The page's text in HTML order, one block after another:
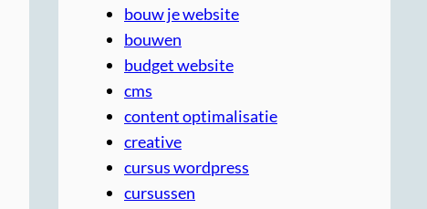
bouw je website
bouwen
budget website
cms
content optimalisatie
creative
cursus wordpress
cursussen